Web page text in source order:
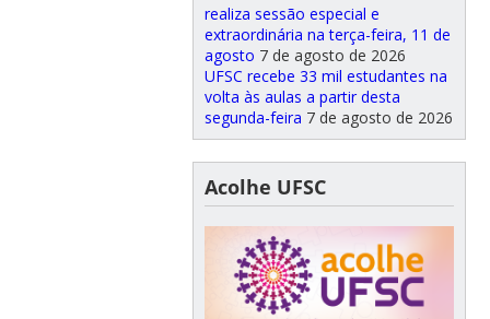
realiza sessão especial e
extraordinária na terça-feira, 11 de
agosto 7 de agosto de 2026
UFSC recebe 33 mil estudantes na
volta às aulas a partir desta
segunda-feira 7 de agosto de 2026
Acolhe UFSC